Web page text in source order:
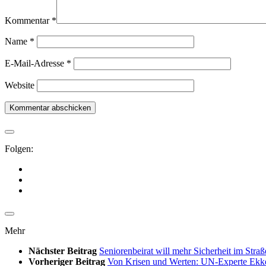
Kommentar *
Name *
E-Mail-Adresse *
Website
Folgen:
Mehr
Nächster Beitrag Seniorenbeirat will mehr Sicherheit im
Vorheriger Beitrag Von Krisen und Werten: UN-Experte